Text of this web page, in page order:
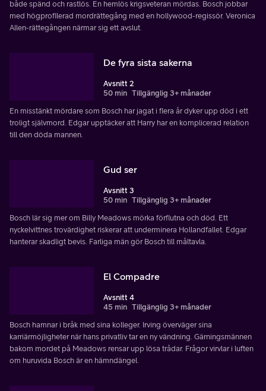
både spänd och rastlös. En hemlös krigsveteran mördas. Bosch jobbar
med högprofilerad mordrättegång med en hollywood-regissör. Veronica
Allen-rättegången närmar sig ett avslut.
De fyra sista sakerna
Avsnitt 2
50 min Tillgänglig 3+ månader
En misstänkt mördare som Bosch har jagat i flera år dyker upp död i ett
troligt självmord. Edgar upptäcker att Harry har en komplicerad relation
till den döda mannen.
Gud ser
Avsnitt 3
50 min Tillgänglig 3+ månader
Bosch lär sig mer om Billy Meadows mörka förflutna och död. Ett
nyckelvittnes trovärdighet riskerar att underminera Hollandfallet. Edgar
hanterar skadligt bevis. Farliga män gör Bosch till måltavla.
El Compadre
Avsnitt 4
45 min Tillgänglig 3+ månader
Bosch hamnar i bråk med sina kolleger. Irving överväger sina
karriärmöjligheter när hans privatliv tar en ny vändning. Gärningsmännen
bakom mordet på Meadows rensar upp lösa trådar. Frågor virvlar i luften
om huruvida Bosch är en hämndängel.